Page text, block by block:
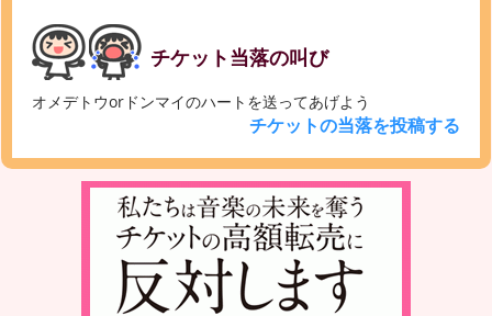
チケット当落の叫び
オメデトウorドンマイのハートを送ってあげよう
チケットの当落を投稿する